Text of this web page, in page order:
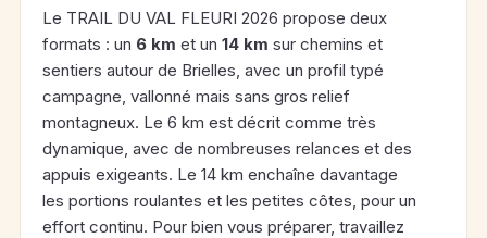
Le TRAIL DU VAL FLEURI 2026 propose deux
formats : un 6 km et un 14 km sur chemins et
sentiers autour de Brielles, avec un profil typé
campagne, vallonné mais sans gros relief
montagneux. Le 6 km est décrit comme très
dynamique, avec de nombreuses relances et des
appuis exigeants. Le 14 km enchaîne davantage
les portions roulantes et les petites côtes, pour un
effort continu. Pour bien vous préparer, travaillez